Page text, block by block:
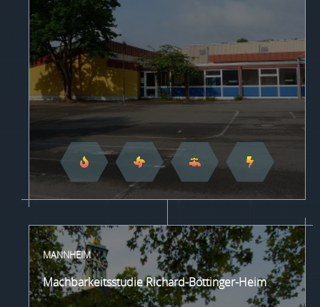
MANNHEIM
Machbarkeitsstudie Richard-Böttinger-Heim